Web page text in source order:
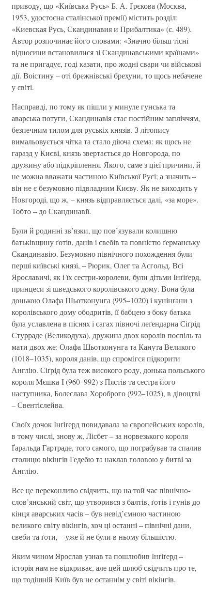
приводу, що «Київська Русь» Б. А. Ґрєкова (Москва,
1953, удостоєна сталінської премії) містить розділ:
«Киевская Русь, Скандинавия и Прибалтика» (с. 489).
Автор розпочинає його словами: «Значно більш тісні
відносини встановилися зі Скандинавськими країнами»
та не пригадує, годі казати, про жодні свари чи військові
дії. Воістину – оті брежнівські брехуни, то щось небачене
у світі.
Насправді, по тому як пішли у минуле гунська та
аварська потуги, Скандинавія стає постійним запліччям,
безпечним тилом для руськіх князів. З літопису
вимальовується чітка та стало діюча схема: як щось не
гаразд у Києві, князь звертається до Новгорода, по
дружину або підкріплення. Якого, саме з цієї причини, й
не можна вважати частиною Київської Русі; а значить –
він не є безумовно підвладним Києву. Як не виходить у
Новгороді, що ж, – князь відправляється далі, «за море».
Тобто – до Скандинавії.
Були й родинні зв’язки, що пов’язували колишню
батьківщину ґотів, данів і свебів та повністю ґерманську
Скандинавію. Безумовно північного похождення були
перші київські князі, – Рюрик, Олег та Асгольд. Всі
Ярославичі, як і їх сестри-королеви, були дітьми Інґіґерд,
принцеси зі шведського королівського дому. Вона була
донькою Олафа Шьотконунга (995–1020) і кунінґани з
королівського дому ободритів, її бабцею з боку батька
була уславлена в піснях і сагах півночі леґендарна Сіґрід
Стурраде (Великодуха), дружина двох королів поспіль та
мати двох же: Олафа Шьотконунга та Канута Великого
(1018–1035), короля данів, що спромігся підкорити
Англію. Сіґрід була теж високого роду, донька польського
короля Мєшка I (960–992) з Пястів та сестра його
наступника, Болеслава Хороброго (992–1025), в дівоцтві
– Свентіслейва.
Своїх дочок Інґіґерд повидавала за європейських королів,
в тому числі, знову ж, Лісбет – за норвезького короля
Ґаральда Гартраде, того самого, що пограбував та спалив
столицю вікінгів Гедебю та наклав головою у битві за
Англію.
Все це переконливо свідчить, що на той час північно-
слов’янський світ, що утворився з балтів, ґотів і гунів до
кінця аварських часів – був невід’ємною частиною
великого світу вікінгів, хоч ці останні – північні дани,
свеби та ґоти, – уже й не були в ньому більшістю.
Яким чином Ярослав узнав та пошлюбив Інґіґерд –
історія нам не відкриває, але цей шлюб свідчить про те,
що тодішній Київ був не останнім у світі вікінгів.